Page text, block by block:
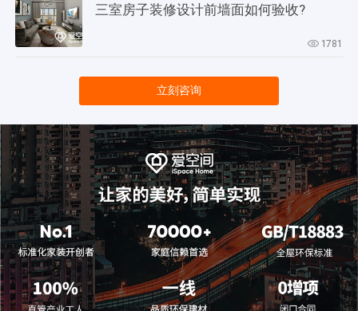
三室房子装修设计前墙面如何验收?
1781
立刻咨询